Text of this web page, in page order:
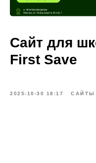
Сайт для
First Save
2025-10-30 18:17 САЙТЫ